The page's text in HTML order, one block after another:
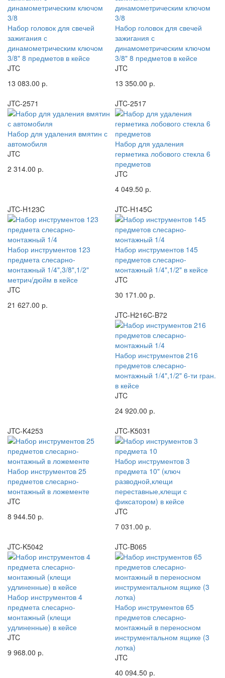
Набор головок для свечей
зажигания с
динамометрическим ключом
3/8" 8 предметов в кейсе
JTC
13 083.00 р.
Набор головок для свечей
зажигания с
динамометрическим ключом
3/8" 8 предметов в кейсе
JTC
13 350.00 р.
JTC-2571
Набор для удаления вмятин с
автомобиля
JTC
2 314.00 р.
JTC-2517
Набор для удаления
герметика лобового стекла 6
предметов
JTC
4 049.50 р.
JTC-H123C
Набор инструментов 123
предмета слесарно-
монтажный 1/4",3/8",1/2"
метрич/дюйм в кейсе
JTC
21 627.00 р.
JTC-H145C
Набор инструментов 145
предметов слесарно-
монтажный 1/4",1/2" в кейсе
JTC
30 171.00 р.
JTC-H216C-B72
Набор инструментов 216
предметов слесарно-
монтажный 1/4",1/2" 6-ти гран.
в кейсе
JTC
24 920.00 р.
JTC-K4253
Набор инструментов 25
предметов слесарно-
монтажный в ложементе
JTC
8 944.50 р.
JTC-K5031
Набор инструментов 3
предмета 10" (ключ
разводной,клещи
переставные,клещи с
фиксатором) в кейсе
JTC
7 031.00 р.
JTC-K5042
Набор инструментов 4
предмета слесарно-
монтажный (клещи
удлиненные) в кейсе
JTC
9 968.00 р.
JTC-B065
Набор инструментов 65
предметов слесарно-
монтажный в переносном
инструментальном ящике (3
лотка)
JTC
40 094.50 р.